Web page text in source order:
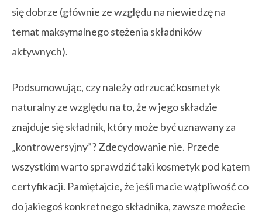
się dobrze (głównie ze względu na niewiedzę na
temat maksymalnego stężenia składników
aktywnych).
Podsumowując, czy należy odrzucać kosmetyk
naturalny ze względu na to, że w jego składzie
znajduje się składnik, który może być uznawany za
„kontrowersyjny”? Zdecydowanie nie. Przede
wszystkim warto sprawdzić taki kosmetyk pod kątem
certyfikacji. Pamiętajcie, że jeśli macie wątpliwość co
do jakiegoś konkretnego składnika, zawsze możecie